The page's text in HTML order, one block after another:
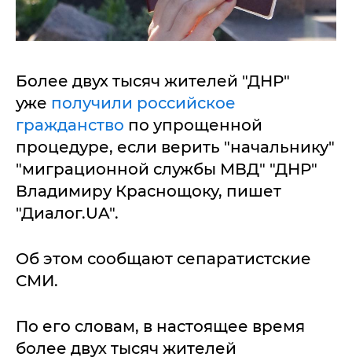
Более двух тысяч жителей "ДНР"
уже получили российское
гражданство по упрощенной
процедуре, если верить "начальнику"
"миграционной службы МВД" "ДНР"
Владимиру Краснощоку, пишет
"Диалог.UA".
Об этом сообщают сепаратистские
СМИ.
По его словам, в настоящее время
более двух тысяч жителей